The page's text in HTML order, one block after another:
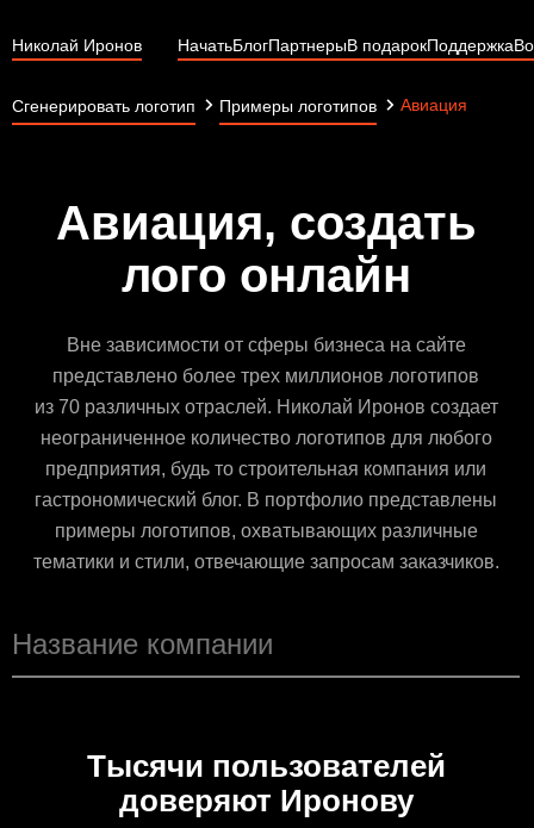
Николай Иронов НачатьБлогПартнерыВ подарокПоддержка
Сгенерировать логотип Примеры логотипов Авиация
Авиация, создать
лого онлайн
Вне зависимости от сферы бизнеса на сайте
представлено более трех миллионов логотипов
из 70 различных отраслей. Николай Иронов создает
неограниченное количество логотипов для любого
предприятия, будь то строительная компания или
гастрономический блог. В портфолио представлены
примеры логотипов, охватывающих различные
тематики и стили, отвечающие запросам заказчиков.
Тысячи пользователей
доверяют Иронову